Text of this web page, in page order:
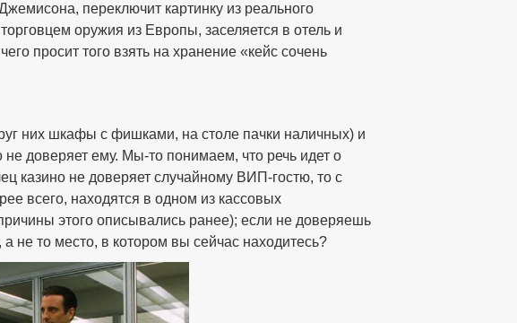
переключит картинку из реального
оружия из Европы, заселяется в отель и
просит того взять на хранение «кейс сочень
них шкафы с фишками, на столе пачки наличных) и
доверяет ему. Мы-то понимаем, что речь идет о
казино не доверяет случайному ВИП-гостю, то с
всего, находятся в одном из кассовых
этого описывались ранее); если не доверяешь
не то место, в котором вы сейчас находитесь?